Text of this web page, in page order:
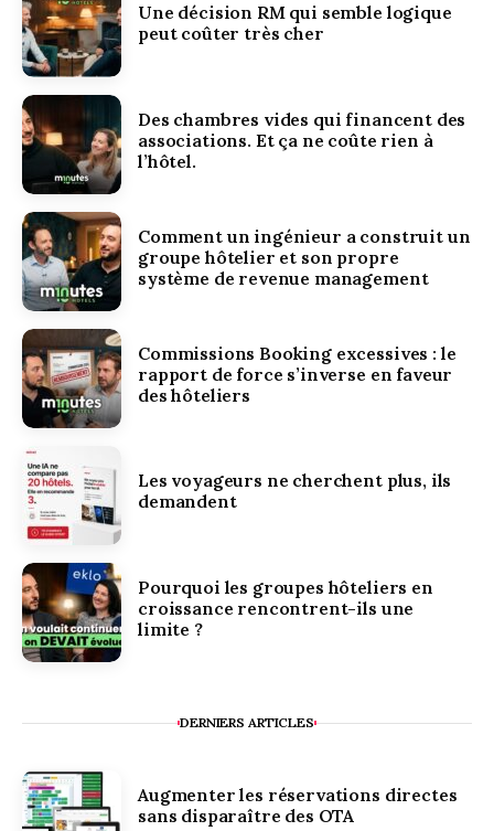
Une décision RM qui semble logique
peut coûter très cher
Des chambres vides qui financent des
associations. Et ça ne coûte rien à
l’hôtel.
Comment un ingénieur a construit un
groupe hôtelier et son propre
système de revenue management
Commissions Booking excessives : le
rapport de force s’inverse en faveur
des hôteliers
Les voyageurs ne cherchent plus, ils
demandent
Pourquoi les groupes hôteliers en
croissance rencontrent-ils une
limite ?
DERNIERS ARTICLES
Augmenter les réservations directes
sans disparaître des OTA